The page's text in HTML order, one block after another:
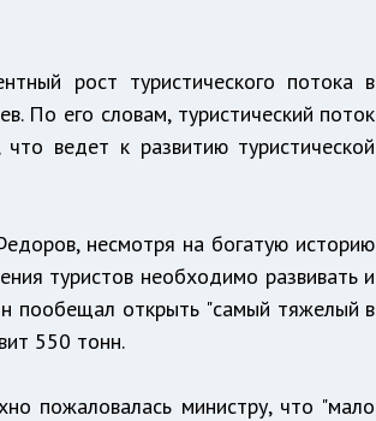
рост туристического потока в
По его словам, туристический поток
ведет к развитию туристической
несмотря на богатую историю
туристов необходимо развивать и
пообещал открыть "самый тяжелый в
550 тонн.
пожаловалась министру, что "мало